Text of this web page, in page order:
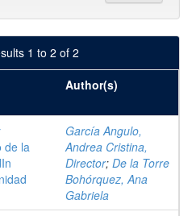
1 to 2 of 2
Author(s)
de la
García Angulo,
Andrea Cristina,
Director; De la Torre
Bohórquez, Ana
Gabriela